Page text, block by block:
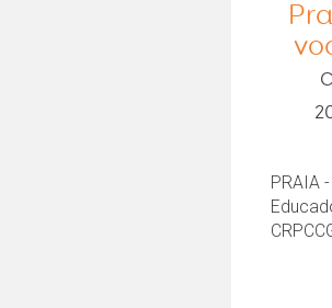
PRAIA